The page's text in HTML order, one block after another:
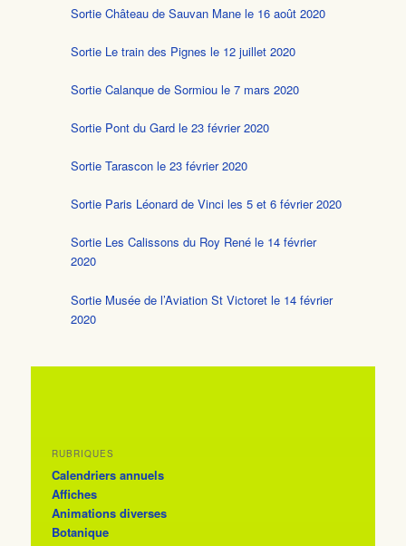
Sortie Château de Sauvan Mane le 16 août 2020
Sortie Le train des Pignes le 12 juillet 2020
Sortie Calanque de Sormiou le 7 mars 2020
Sortie Pont du Gard le 23 février 2020
Sortie Tarascon le 23 février 2020
Sortie Paris Léonard de Vinci les 5 et 6 février 2020
Sortie Les Calissons du Roy René le 14 février
2020
Sortie Musée de l’Aviation St Victoret le 14 février
2020
RUBRIQUES
Calendriers annuels
Affiches
Animations diverses
Botanique